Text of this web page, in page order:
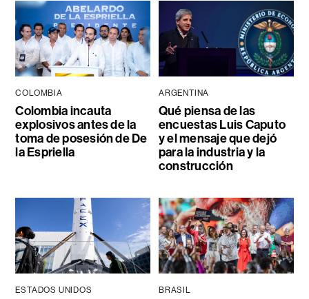
COLOMBIA
Colombia incauta
explosivos antes de la
toma de posesión de De
la Espriella
ARGENTINA
Qué piensa de las
encuestas Luis Caputo
y el mensaje que dejó
para la industria y la
construcción
ESTADOS UNIDOS BRASIL